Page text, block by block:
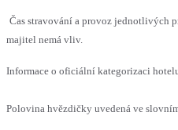
Čas stravování a provoz jednotlivých
majitel nemá vliv.
Informace o oficiální kategorizaci
Polovina hvězdičky uvedená ve